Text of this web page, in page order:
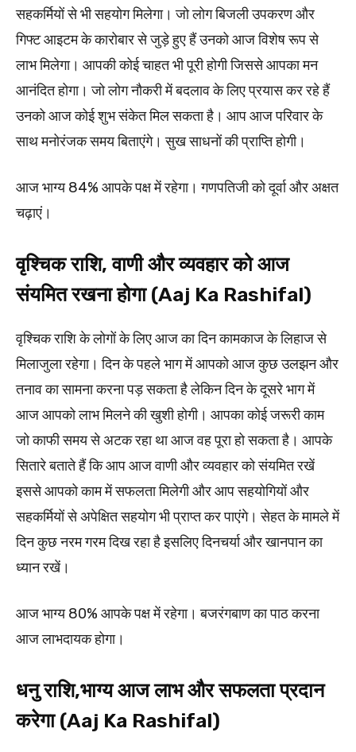
सहकर्मियों से भी सहयोग मिलेगा। जो लोग बिजली उपकरण और
गिफ्ट आइटम के कारोबार से जुड़े हुए हैं उनको आज विशेष रूप से
लाभ मिलेगा। आपकी कोई चाहत भी पूरी होगी जिससे आपका मन
आनंदित होगा। जो लोग नौकरी में बदलाव के लिए प्रयास कर रहे हैं
उनको आज कोई शुभ संकेत मिल सकता है। आप आज परिवार के
साथ मनोरंजक समय बिताएंगे। सुख साधनों की प्राप्ति होगी।
आज भाग्य 84% आपके पक्ष में रहेगा। गणपतिजी को दूर्वा और अक्षत
चढ़ाएं।
वृश्चिक राशि, वाणी और व्यवहार को आज
संयमित रखना होगा (Aaj Ka Rashifal)
वृश्चिक राशि के लोगों के लिए आज का दिन कामकाज के लिहाज से
मिलाजुला रहेगा। दिन के पहले भाग में आपको आज कुछ उलझन और
तनाव का सामना करना पड़ सकता है लेकिन दिन के दूसरे भाग में
आज आपको लाभ मिलने की खुशी होगी। आपका कोई जरूरी काम
जो काफी समय से अटक रहा था आज वह पूरा हो सकता है। आपके
सितारे बताते हैं कि आप आज वाणी और व्यवहार को संयमित रखें
इससे आपको काम में सफलता मिलेगी और आप सहयोगियों और
सहकर्मियों से अपेक्षित सहयोग भी प्राप्त कर पाएंगे। सेहत के मामले में
दिन कुछ नरम गरम दिख रहा है इसलिए दिनचर्या और खानपान का
ध्यान रखें।
आज भाग्य 80% आपके पक्ष में रहेगा। बजरंगबाण का पाठ करना
आज लाभदायक होगा।
धनु राशि,भाग्य आज लाभ और सफलता प्रदान
करेगा (Aaj Ka Rashifal)